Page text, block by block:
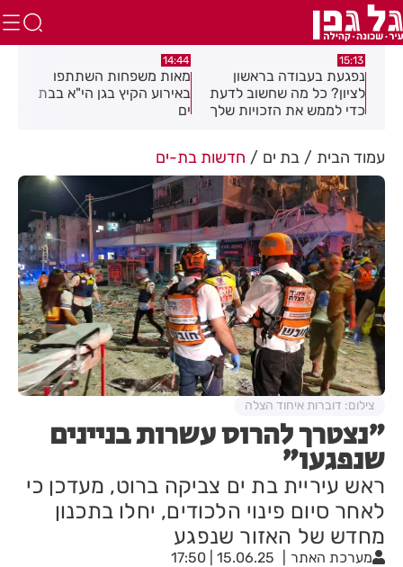
15:13
נפגעת בעבודה בראשון
לציון? כל מה שחשוב לדעת
כדי לממש את הזכויות שלך
14:44
מאות משפחות השתתפו
באירוע הקיץ בגן הי"א בבת
ים
עמוד הבית בת ים חדשות בת-ים
"נצטרך להרוס עשרות בניינים
שנפגעו"
ראש עיריית בת ים צביקה ברוט, מעדכן כי
לאחר סיום פינוי הלכודים, יחלו בתכנון
מחדש של האזור שנפגע
מערכת האתר 15.06.25 | 17:50
צילום: דוברות איחוד הצלה